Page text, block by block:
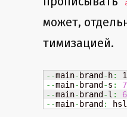
может,
тимизацией.
--main- brand - h:
--main- brand -s :
--main- brand -l :
--main- brand : hsl